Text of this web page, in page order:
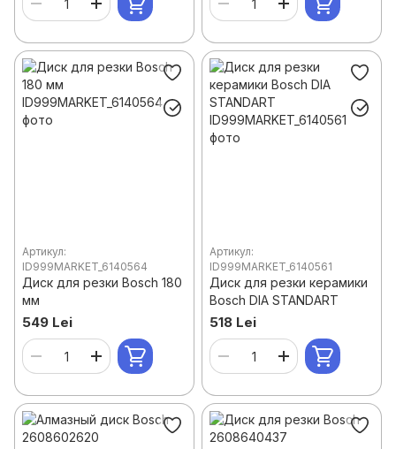
Артикул:
ID999MARKET_6140564
Диск для резки Bosch 180
мм
549 Lei
Артикул:
ID999MARKET_6140561
Диск для резки керамики
Bosch DIA STANDART
518 Lei